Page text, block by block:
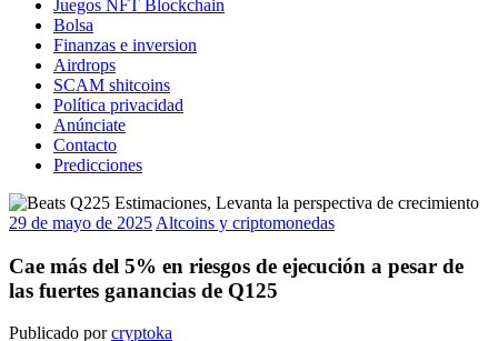
Juegos NFT Blockchain
Bolsa
Finanzas e inversion
Airdrops
SCAM shitcoins
Política privacidad
Anúnciate
Contacto
Predicciones
29 de mayo de 2025 Altcoins y criptomonedas
Cae más del 5% en riesgos de ejecución a pesar de
las fuertes ganancias de Q125
Publicado porcryptoka